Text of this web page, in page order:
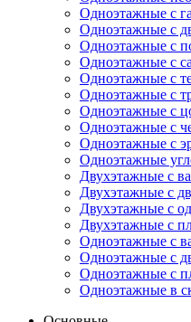
Одноэтажные с
Одноэтажные с
Одноэтажные с
Одноэтажные с
Одноэтажные с
Одноэтажные с
Одноэтажные с
Одноэтажные с
Одноэтажные с
Одноэтажные
Двухэтажные с
Двухэтажные с
Двухэтажные с
Двухэтажные с
Одноэтажные с
Одноэтажные с
Одноэтажные с
Одноэтажные в